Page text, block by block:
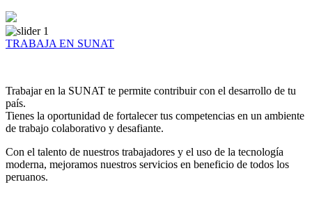
TRABAJA EN SUNAT
Trabajar en la SUNAT te permite contribuir con el desarrollo de tu
país.
Tienes la oportunidad de fortalecer tus competencias en un ambiente
de trabajo colaborativo y desafiante.
Con el talento de nuestros trabajadores y el uso de la tecnología
moderna, mejoramos nuestros servicios en beneficio de todos los
peruanos.